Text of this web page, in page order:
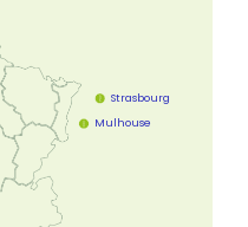
Mulhouse
Strasbourg